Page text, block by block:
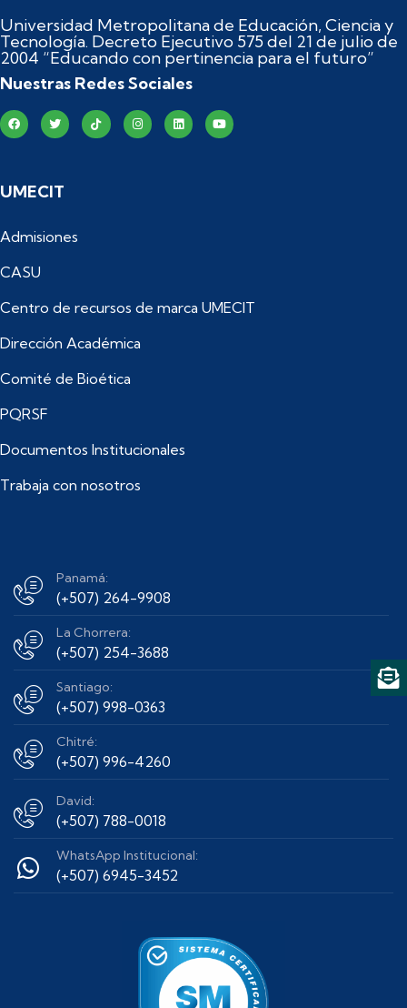
Universidad Metropolitana de Educación, Ciencia y
Tecnología. Decreto Ejecutivo 575 del 21 de julio de
2004 “Educando con pertinencia para el futuro”
Nuestras Redes Sociales
UMECIT
Admisiones
CASU
Centro de recursos de marca UMECIT
Dirección Académica
Comité de Bioética
PQRSF
Documentos Institucionales
Trabaja con nosotros
Panamá:
(+507) 264-9908
La Chorrera:
(+507) 254-3688
Santiago:
(+507) 998-0363
Chitré:
(+507) 996-4260
David:
(+507) 788-0018
WhatsApp Institucional:
(+507) 6945-3452